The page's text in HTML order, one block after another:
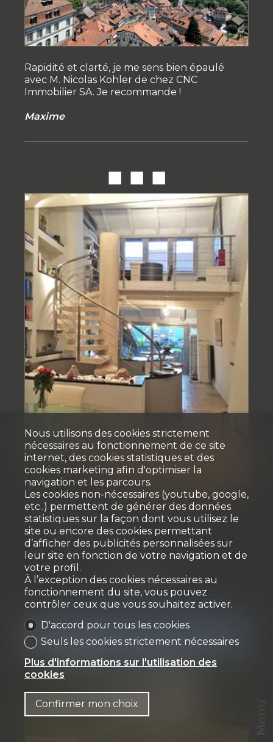
Rapidité et clarté, je me sens bien épaulé
avec M. Nicolas Kohler de chez CNC
Immobilier SA. Je recommande !
Maxime
■ ■ ■
Excellent service et efficacité maximum.
Jean-Claude Menn
■ ■ ■
Nous utilisons des cookies strictement
nécessaires au fonctionnement de ce site
internet, des cookies statistiques et des
cookies marketing afin d'optimiser la
navigation et les parcours.
Les cookies non-nécessaires (youtube, google,
etc..) permettent de générer des données
statistiques sur la façon dont vous utilisez le
site ou encore des cookies permettant
d’afficher des publicités personnalisées sur
leur site en fonction de votre navigation et de
votre profil.
À l’exception des cookies nécessaires au
fonctionnement du site, vous pouvez
contrôler ceux que vous souhaitez activer.
D'accord pour tous les cookies
Seuls les cookies strictement nécessaires
Plus d'informations sur l'utilisation des
cookies
Confirmer mon choix